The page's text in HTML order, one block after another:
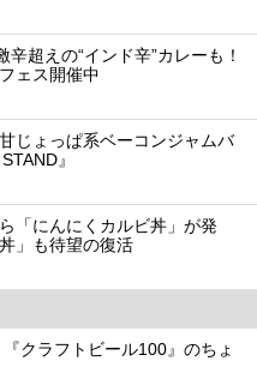
超えの“インド辛”カレーも！
ェス開催中
じょっぱ系ベーコンジャムバ
』
「にんにくカルビ丼」が発
」も待望の復活
クラフトビール100』のちょ